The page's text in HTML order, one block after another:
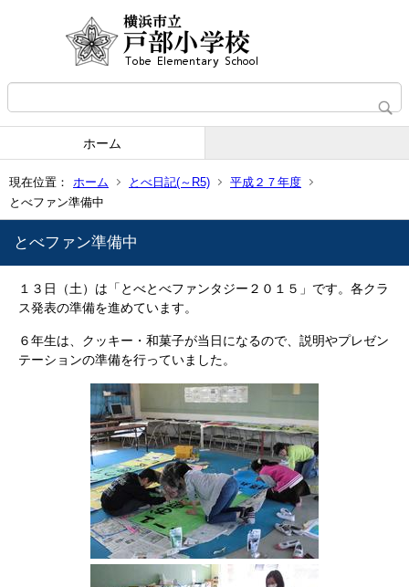
ホーム
現在位置： ホーム とべ日記(～R5)
平成２７年度
とべファン準備中
とべファン準備中
１３日（土）は「とべとべファンタジー２０１５」です。各クラ
ス発表の準備を進めています。
６年生は、クッキー・和菓子が当日になるので、説明やプレゼン
テーションの準備を行っていました。